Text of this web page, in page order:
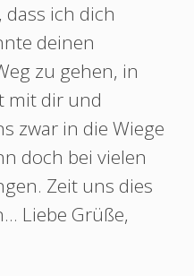
ich dich
deinen
zu gehen, in
mit dir und
zwar in die Wiege
doch bei vielen
Zeit uns dies
Liebe Grüße,